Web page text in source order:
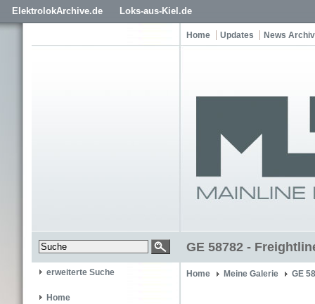
ElektrolokArchive.de Loks-aus-Kiel.de
Home Updates News Archiv
GE 58782 -
erweiterte Suche
Home
Home Meine Galerie GE